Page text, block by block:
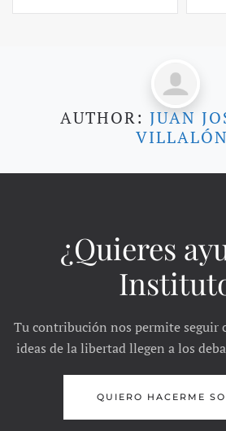
AUTHOR: JUAN
VILLALÓN
¿Quieres
Tu contribución nos permite seguir
ideas de la libertad llegen a los
QUIERO HACERME